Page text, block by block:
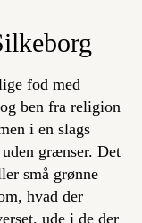
fod med
ben fra religion
i en slags
grænser. Det
små grønne
hvad der
ude i de der